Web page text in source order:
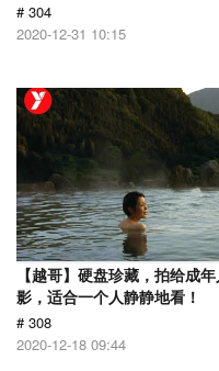
# 304
2020-12-31 10:15
【越哥】硬盘珍藏，拍给成
影，适合一个人静静地看！
# 308
2020-12-18 09:44